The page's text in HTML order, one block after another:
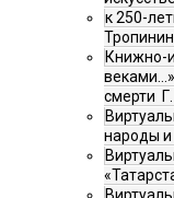
к 250-
Книжно-
смерти
народы и